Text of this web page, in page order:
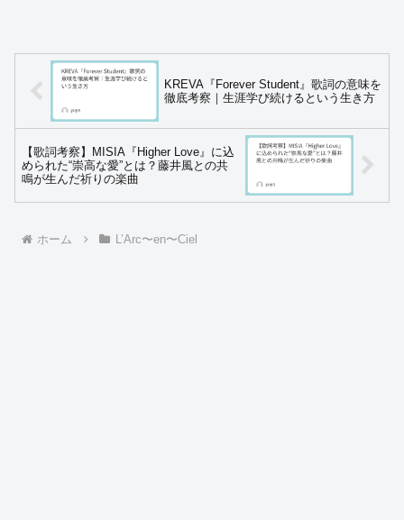
KREVA『Forever Student』歌詞の意味を
徹底考察｜生涯学び続けるという生き方
【歌詞考察】MISIA『Higher Love』に込
められた“崇高な愛”とは？藤井風との共
鳴が生んだ祈りの楽曲
ホーム L’Arc〜en〜Ciel